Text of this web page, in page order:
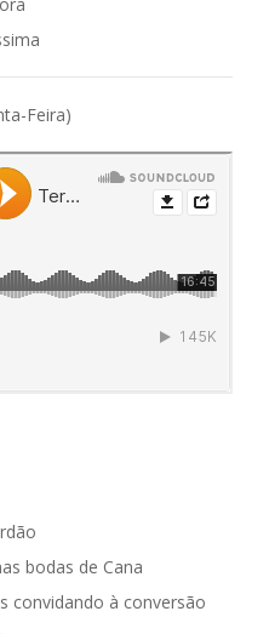
Feira)
bodas de Cana
convidando à conversão